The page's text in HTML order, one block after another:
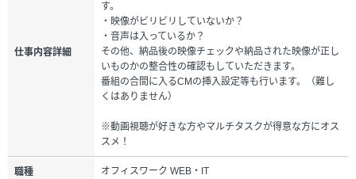
仕事内容詳細
す。
・映像がビリビリしていないか？
・音声は入っているか？
その他、納品後の映像チェックや納品された映像が正し
いものかの整合性の確認もしていただきます。
番組の合間に入るCMの挿入設定等も行います。（難し
くはありません）
※動画視聴が好きな方やマルチタスクが得意な方にオス
スメ！
職種 オフィスワーク WEB・IT